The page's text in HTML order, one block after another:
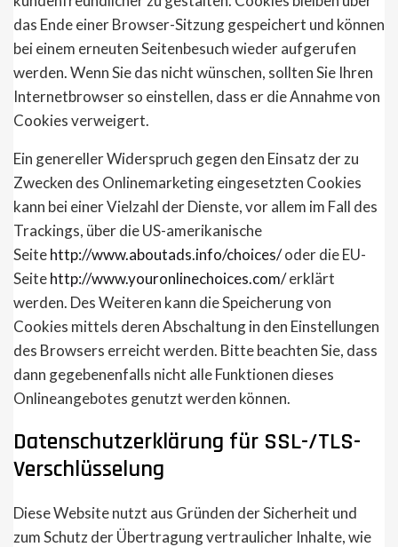
das Ende einer Browser-Sitzung gespeichert und können
bei einem erneuten Seitenbesuch wieder aufgerufen
werden. Wenn Sie das nicht wünschen, sollten Sie Ihren
Internetbrowser so einstellen, dass er die Annahme von
Cookies verweigert.
Ein genereller Widerspruch gegen den Einsatz der zu
Zwecken des Onlinemarketing eingesetzten Cookies
kann bei einer Vielzahl der Dienste, vor allem im Fall des
Trackings, über die US-amerikanische
Seitehttp://www.aboutads.info/choices/oder die EU-
Seitehttp://www.youronlinechoices.com/erklärt
werden. Des Weiteren kann die Speicherung von
Cookies mittels deren Abschaltung in den Einstellungen
des Browsers erreicht werden. Bitte beachten Sie, dass
dann gegebenenfalls nicht alle Funktionen dieses
Onlineangebotes genutzt werden können.
Datenschutzerklärung für SSL-/TLS-
Verschlüsselung
Diese Website nutzt aus Gründen der Sicherheit und
zum Schutz der Übertragung vertraulicher Inhalte, wie